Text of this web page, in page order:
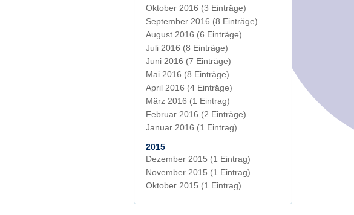
Oktober 2016 (3 Einträge)
September 2016 (8 Einträge)
August 2016 (6 Einträge)
Juli 2016 (8 Einträge)
Juni 2016 (7 Einträge)
Mai 2016 (8 Einträge)
April 2016 (4 Einträge)
März 2016 (1 Eintrag)
Februar 2016 (2 Einträge)
Januar 2016 (1 Eintrag)
2015
Dezember 2015 (1 Eintrag)
November 2015 (1 Eintrag)
Oktober 2015 (1 Eintrag)